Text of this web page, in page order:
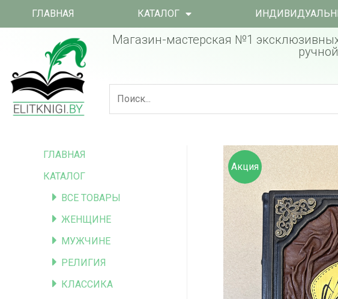
ГЛАВНАЯ КАТАЛОГ
Магазин-мастерская №1
ГЛАВНАЯ
КАТАЛОГ
ВСЕ ТОВАРЫ
ЖЕНЩИНЕ
МУЖЧИНЕ
РЕЛИГИЯ
КЛАССИКА
Акция